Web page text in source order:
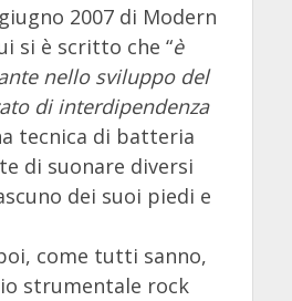
2007 di Modern
si è scritto che “è
nello sviluppo del
di interdipendenza
tecnica di batteria
di suonare diversi
dei suoi piedi e
come tutti sanno,
strumentale rock